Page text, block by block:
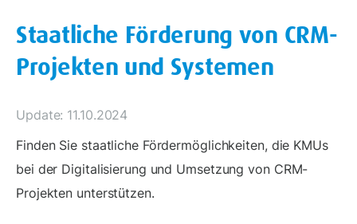
Staatliche Förderung von CRM-
Projekten und Systemen
Update: 11.10.2024
Finden Sie staatliche Fördermöglichkeiten, die KMUs
bei der Digitalisierung und Umsetzung von CRM-
Projekten unterstützen.